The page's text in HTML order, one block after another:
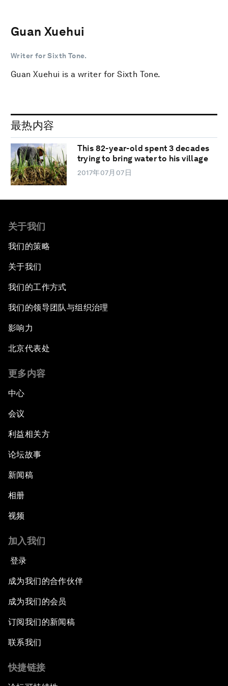
Guan Xuehui
Writer for Sixth Tone.
Guan Xuehui is a writer for Sixth Tone.
最热内容
This 82-year-old spent 3 decades
trying to bring water to his village
2017年07月07日
关于我们
我们的策略
关于我们
我们的工作方式
我们的领导团队与组织治理
影响力
北京代表处
更多内容
中心
会议
利益相关方
论坛故事
新闻稿
相册
视频
加入我们
登录
成为我们的合作伙伴
成为我们的会员
订阅我们的新闻稿
联系我们
快捷链接